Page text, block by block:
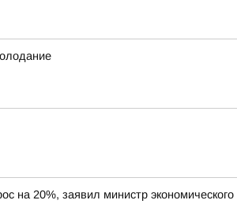
на 20%, заявил министр